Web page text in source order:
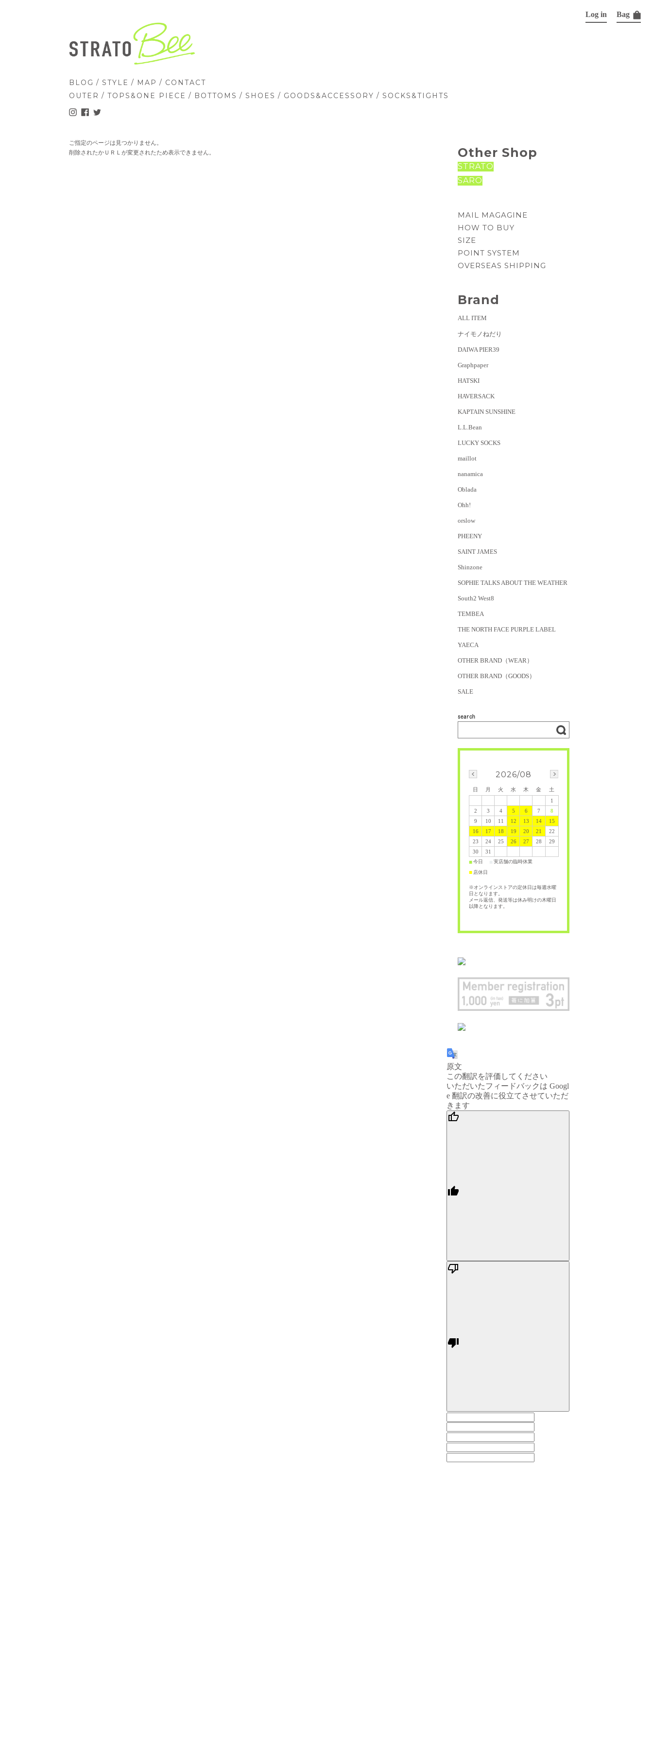
BLOG / STYLE / MAP / CONTACT
OUTER / TOPS&ONE PIECE / BOTTOMS / SHOES / GOODS&ACCESSORY / SOCKS&TIGHTS
Log in Bag
ご指定のページは見つかりません。
削除されたかＵＲＬが変更されたため表示できません。
Other Shop
STRATO
SARO
MAIL MAGAGINE
HOW TO BUY
SIZE
POINT SYSTEM
OVERSEAS SHIPPING
Brand
ALL ITEM
ナイモノねだり
DAIWA PIER39
Graphpaper
HATSKI
HAVERSACK
KAPTAIN SUNSHINE
L.L.Bean
LUCKY SOCKS
maillot
nanamica
Oblada
Ohh!
orslow
PHEENY
SAINT JAMES
Shinzone
SOPHIE TALKS ABOUT THE WEATHER
South2 West8
TEMBEA
THE NORTH FACE PURPLE LABEL
YAECA
OTHER BRAND（WEAR）
OTHER BRAND（GOODS）
SALE
2026/08
日 月 火 水 木 金
土
1
2
3 4 5 6 7
8
9
10 11 12 13 14
15
16
17 18 19 20 21
22
23
24 25 26 27 28
29
30
31
■今日 実店舗の臨時休業
■ 店休日
※オンラインストアの定休日は毎週水曜
日となります。
メール返信、発送等は休み明けの木曜日
以降となります。
原文
この翻訳を評価してください
いただいたフィードバックは Googl
e 翻訳の改善に役立てさせていただ
きます